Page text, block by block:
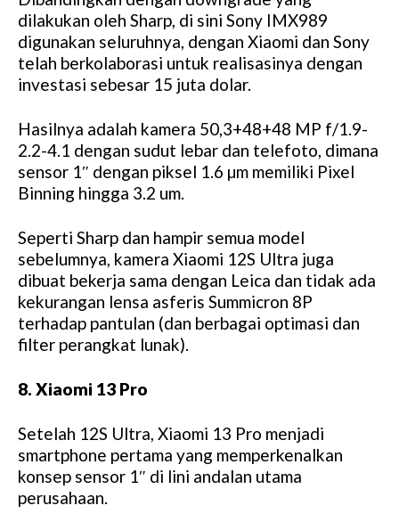
dilakukan oleh Sharp, di sini Sony IMX989
digunakan seluruhnya, dengan Xiaomi dan Sony
telah berkolaborasi untuk realisasinya dengan
investasi sebesar 15 juta dolar.
Hasilnya adalah kamera 50,3+48+48 MP f/1.9-
2.2-4.1 dengan sudut lebar dan telefoto, dimana
sensor 1″ dengan piksel 1.6 µm memiliki Pixel
Binning hingga 3.2 um.
Seperti Sharp dan hampir semua model
sebelumnya, kamera Xiaomi 12S Ultra juga
dibuat bekerja sama dengan Leica dan tidak ada
kekurangan lensa asferis Summicron 8P
terhadap pantulan (dan berbagai optimasi dan
filter perangkat lunak).
8. Xiaomi 13 Pro
Setelah 12S Ultra, Xiaomi 13 Pro menjadi
smartphone pertama yang memperkenalkan
konsep sensor 1″ di lini andalan utama
perusahaan.